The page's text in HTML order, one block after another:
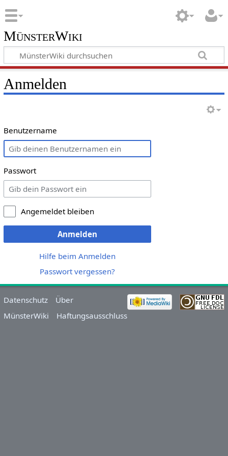
MünsterWiki
Anmelden
Benutzername
Passwort
Angemeldet bleiben
Anmelden
Hilfe beim Anmelden
Passwort vergessen?
Datenschutz
Über
MünsterWiki
Haftungsausschluss